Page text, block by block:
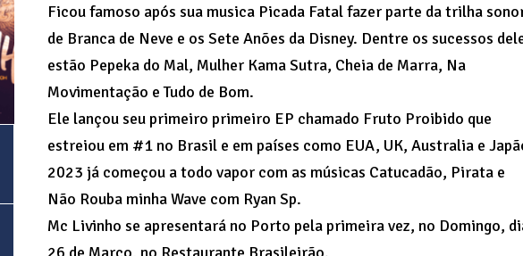
Ficou famoso após sua musica Picada Fatal fazer parte da trilha
de Branca de Neve e os Sete Anões da Disney. Dentre os sucessos
estão Pepeka do Mal, Mulher Kama Sutra, Cheia de Marra, Na
Movimentação e Tudo de Bom.
Ele lançou seu primeiro primeiro EP chamado Fruto Proibido que
estreiou em #1 no Brasil e em países como EUA, UK, Australia e
2023 já começou a todo vapor com as músicas Catucadão, Pirata e
Não Rouba minha Wave com Ryan Sp.
Mc Livinho se apresentará no Porto pela primeira vez, no Domingo,